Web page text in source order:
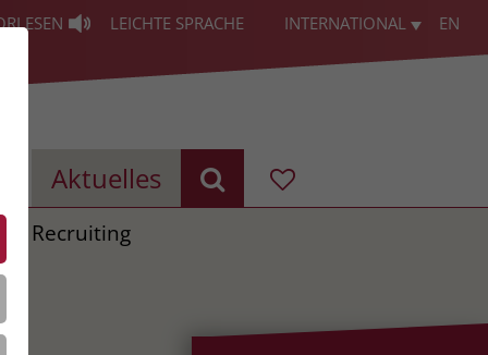
LEICHTE SPRACHE INTERNATIONAL EN
Aktuelles
& Recruiting